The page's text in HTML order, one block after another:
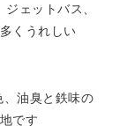
ェットバス、
くうれしい
油臭と鉄味の
です